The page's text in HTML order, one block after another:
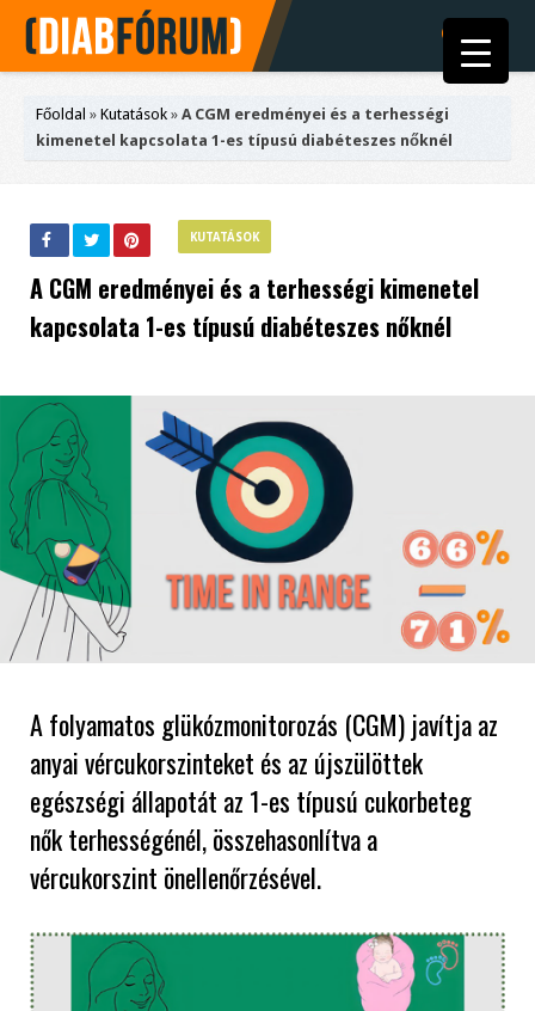
Főoldal » Kutatások » A CGM eredményei és a terhességi
kimenetel kapcsolata 1-es típusú diabéteszes nőknél
KUTATÁSOK
A CGM eredményei és a terhességi kimenetel
kapcsolata 1-es típusú diabéteszes nőknél
A folyamatos glükózmonitorozás (CGM) javítja az
anyai vércukorszinteket és az újszülöttek
egészségi állapotát az 1-es típusú cukorbeteg
nők terhességénél, összehasonlítva a
vércukorszint önellenőrzésével.